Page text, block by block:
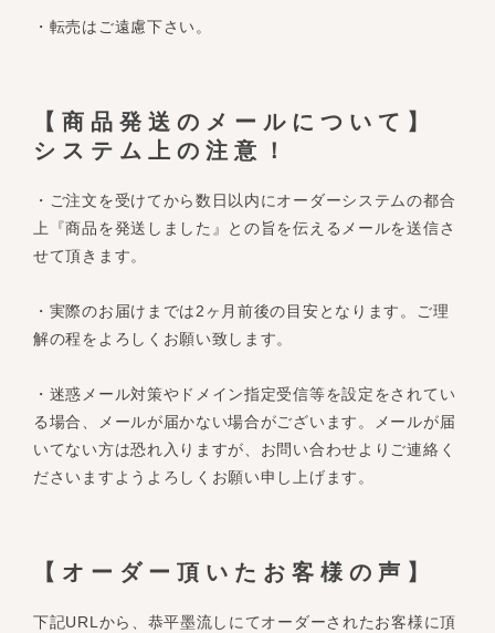
・転売はご遠慮下さい。
【商品発送のメールについて】
システム上の注意！
・ご注文を受けてから数日以内にオーダーシステムの都合
上『商品を発送しました』との旨を伝えるメールを送信さ
せて頂きます。
・実際のお届けまでは2ヶ月前後の目安となります。ご理
解の程をよろしくお願い致します。
・迷惑メール対策やドメイン指定受信等を設定をされてい
る場合、メールが届かない場合がございます。メールが届
いてない方は恐れ入りますが、お問い合わせよりご連絡く
ださいますようよろしくお願い申し上げます。
【オーダー頂いたお客様の声】
下記URLから、恭平墨流しにてオーダーされたお客様に頂